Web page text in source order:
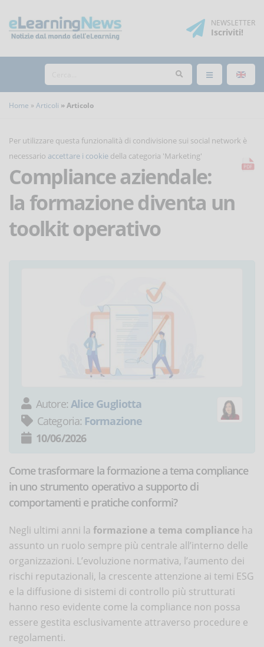
NEWSLETTER
Iscriviti!
Home Articoli Articolo
Per utilizzare questa funzionalità di condivisione sui social network è
necessario accettare i cookie della categoria 'Marketing'
Compliance aziendale:
la formazione diventa un
toolkit operativo
Autore: Alice Gugliotta
Categoria: Formazione
10/06/2026
Come trasformare la formazione a tema compliance
in uno strumento operativo a supporto di
comportamenti e pratiche conformi?
Negli ultimi anni la formazione a tema compliance ha
assunto un ruolo sempre più centrale all’interno delle
organizzazioni. L’evoluzione normativa, l’aumento dei
rischi reputazionali, la crescente attenzione ai temi ESG
e la diffusione di sistemi di controllo più strutturati
hanno reso evidente come la compliance non possa
essere gestita esclusivamente attraverso procedure e
regolamenti.